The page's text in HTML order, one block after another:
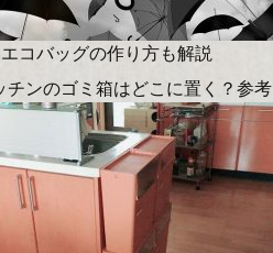
コバッグの作り方も解説
チンのゴミ箱はどこに置く？参考